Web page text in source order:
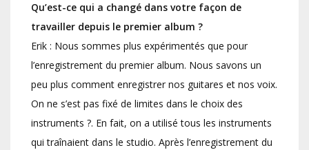
Qu’est-ce qui a changé dans votre façon de
travailler depuis le premier album ?
Erik : Nous sommes plus expérimentés que pour
l’enregistrement du premier album. Nous savons un
peu plus comment enregistrer nos guitares et nos voix.
On ne s’est pas fixé de limites dans le choix des
instruments ?. En fait, on a utilisé tous les instruments
qui traînaient dans le studio. Après l’enregistrement du